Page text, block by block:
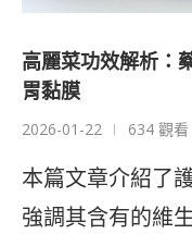
高麗菜功效解析：
胃黏膜
2026-01-22 634 觀看
本篇文章介紹了
強調其含有的維